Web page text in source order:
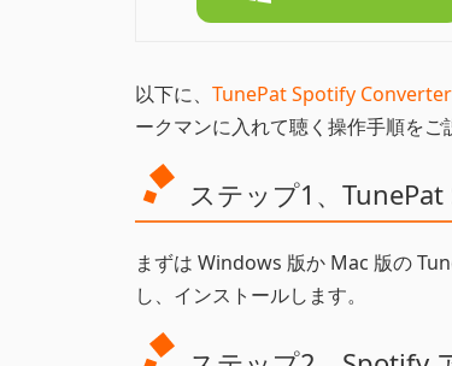
以下に、 TunePat Spotify Converter
ークマンに入れて聴く操作手順を
ステップ1、
まずは Windows 版か Mac 版の
し、インストールします。